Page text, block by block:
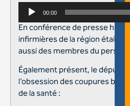
Lecteur
audio
00:00
En conférence de presse hier
infirmières de la région était
aussi des membres du
Également présent, le député
l’obsession des coupures
de la santé :